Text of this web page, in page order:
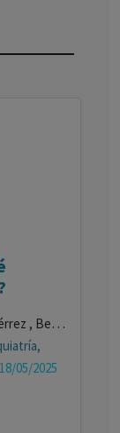
Samuel Pombo Chorto, Blas Torrente Gutiérrez , Belén Alfonso Landete
18/05/2025